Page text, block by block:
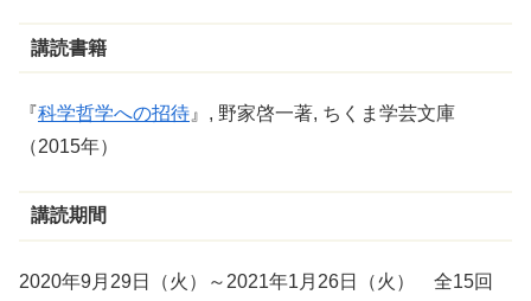
講読書籍
『科学哲学への招待 』, 野家啓一著, ちくま学芸文庫
（2015年）
講読期間
2020年9月29日（火）～2021年1月26日（火） 全15回